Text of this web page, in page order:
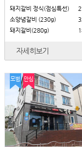
돼지갈비 정식(점심특선)
소양념갈비 (230g)
돼지갈비(280g)
자세히보기
모범 안심